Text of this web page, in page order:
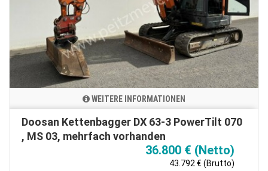
WEITERE INFORMATIONEN
Doosan Kettenbagger DX 63-3 PowerTilt 070
, MS 03, mehrfach vorhanden
36.800 € (Netto)
43.792 € (Brutto)